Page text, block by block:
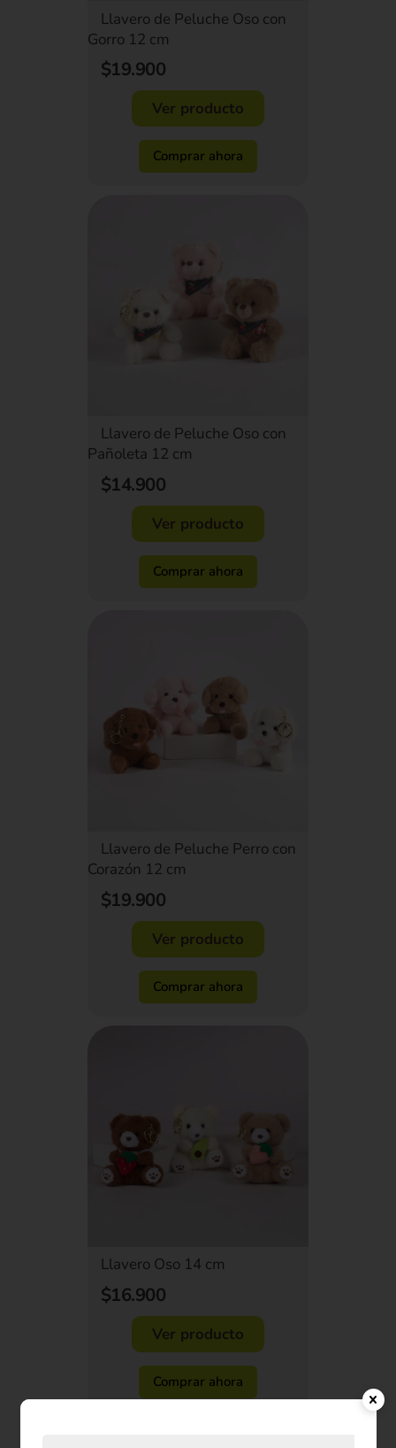
Llavero de Peluche Oso con
Gorro 12 cm
$19.900
Ver producto
Comprar ahora
Llavero de Peluche Oso con
Pañoleta 12 cm
$14.900
Ver producto
Comprar ahora
Llavero de Peluche Perro con
Corazón 12 cm
$19.900
Ver producto
Comprar ahora
Llavero Oso 14 cm
$16.900
Ver producto
Comprar ahora